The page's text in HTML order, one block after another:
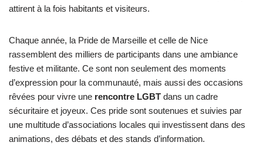
attirent à la fois habitants et visiteurs.
Chaque année, la Pride de Marseille et celle de Nice
rassemblent des milliers de participants dans une ambiance
festive et militante. Ce sont non seulement des moments
d’expression pour la communauté, mais aussi des occasions
rêvées pour vivre une rencontre LGBT dans un cadre
sécuritaire et joyeux. Ces pride sont soutenues et suivies par
une multitude d’associations locales qui investissent dans des
animations, des débats et des stands d’information.